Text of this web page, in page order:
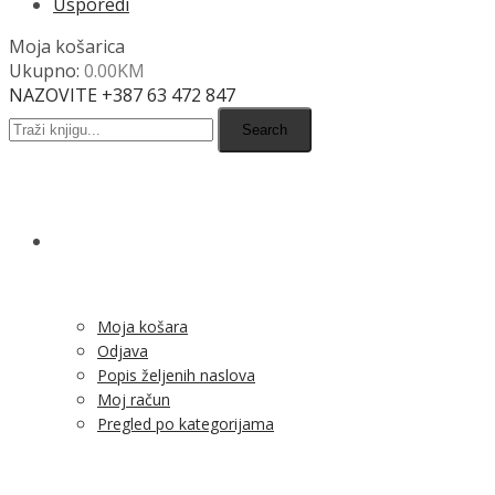
Moja košarica
Ukupno: 0.00KM
NAZOVITE +387 63 472 847
Search
Moja košara
Odjava
Popis željenih naslova
Moj račun
Pregled po kategorijama